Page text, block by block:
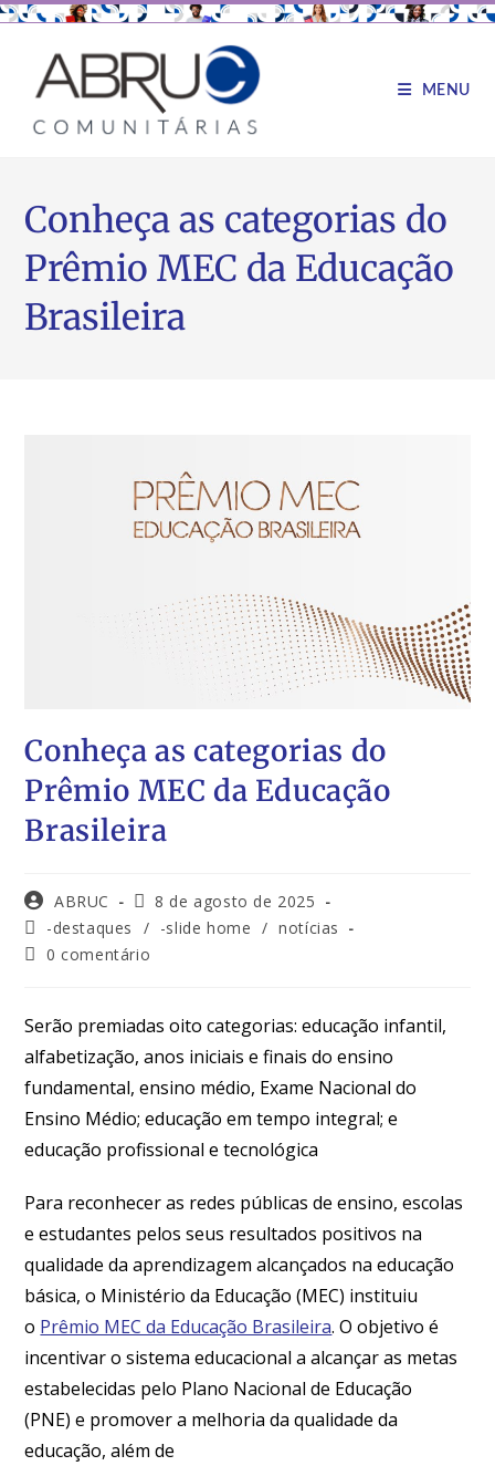
MENU
Conheça as categorias do
Prêmio MEC da Educação
Brasileira
Conheça as categorias do
Prêmio MEC da Educação
Brasileira
ABRUC
8 de agosto de 2025
-destaques
/ -slide home / notícias
0 comentário
Serão premiadas oito categorias: educação infantil,
alfabetização, anos iniciais e finais do ensino
fundamental, ensino médio, Exame Nacional do
Ensino Médio; educação em tempo integral; e
educação profissional e tecnológica
Para reconhecer as redes públicas de ensino, escolas
e estudantes pelos seus resultados positivos na
qualidade da aprendizagem alcançados na educação
básica, o Ministério da Educação (MEC) instituiu
o Prêmio MEC da Educação Brasileira. O objetivo é
incentivar o sistema educacional a alcançar as metas
estabelecidas pelo Plano Nacional de Educação
(PNE) e promover a melhoria da qualidade da
educação, além de